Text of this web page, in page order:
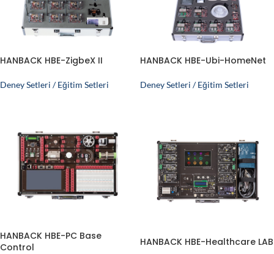
HANBACK HBE-ZigbeX II
Deney Setleri / Eğitim Setleri
HANBACK HBE-Ubi-HomeNet
Deney Setleri / Eğitim Setleri
HANBACK HBE-PC Base
Control
HANBACK HBE-Healthcare LAB